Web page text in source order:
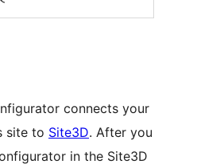
connects your
site to Site3D. After you
in the Site3D